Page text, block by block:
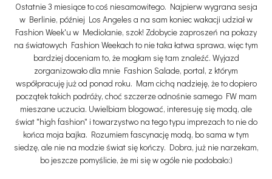
Ostatnie 3 miesiące to coś niesamowitego. Najpierw wygrana sesja
w Berlinie, później Los Angeles a na sam koniec wakacji udział w
Fashion Week'u w Mediolanie, szok! Zdobycie zaproszeń na pokazy
na światowych Fashion Weekach to nie taka łatwa sprawa, więc tym
bardziej doceniam to, że mogłam się tam znaleźć. Wyjazd
zorganizowało dla mnie Fashion Salade, portal, z którym
współpracuję już od ponad roku. Mam cichą nadzieję, że to dopiero
początek takich podróży, choć szczerze odnośnie samego FW mam
mieszane uczucia. Uwielbiam blogować, interesuję się modą, ale
świat "high fashion" i towarzystwo na tego typu imprezach to nie do
końca moja bajka. Rozumiem fascynację modą, bo sama w tym
siedzę, ale nie na modzie świat się kończy. Dobra, już nie narzekam,
bo jeszcze pomyślicie, że mi się w ogóle nie podobało:)